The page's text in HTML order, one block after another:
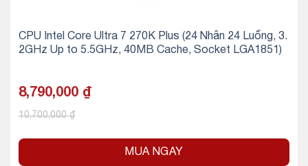
CPU Intel Core Ultra 7 270K Plus (24 Nhân 24 Luồng, 3.
2GHz Up to 5.5GHz, 40MB Cache, Socket LGA1851)
8,790,000 ₫
10,700,000₫
MUA NGAY